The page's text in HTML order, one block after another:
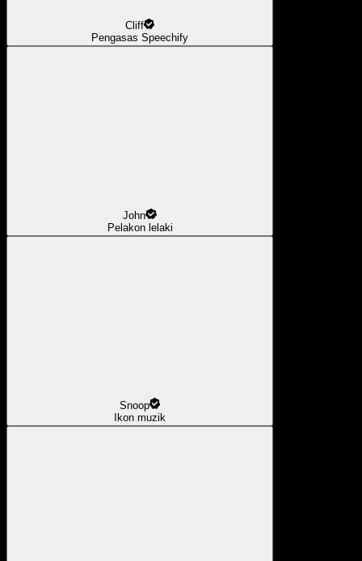
Cliff
Pengasas Speechify
John
Pelakon lelaki
Snoop
Ikon muzik